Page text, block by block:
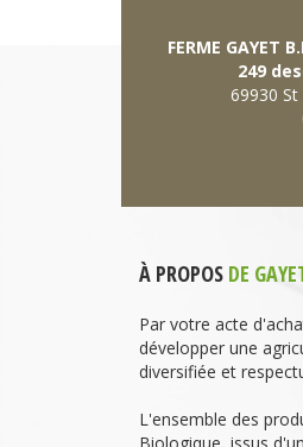
FERME GAYET
249
69930
À PROPOS DE
Par votre acte
développer une
diversifiée et
L'ensemble des